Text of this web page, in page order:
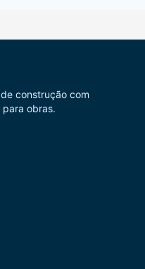
construção com
obras.